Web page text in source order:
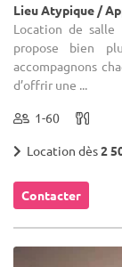
Lieu Atypique /
Location de
propose bien
accompagnons
d’offrir une ...
1-60
Location dès2
Contacter